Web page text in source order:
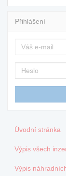
Přihlášení
Úvodní stránka
Výpis všech
Výpis